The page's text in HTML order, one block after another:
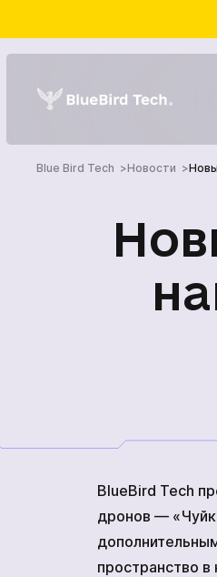
О НАС
Blue Bird Tech Новости
BlueBird Tech
дронов —
пространство